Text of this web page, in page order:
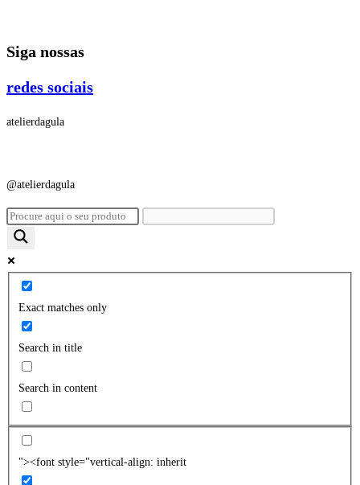
o
Siga nossas
redes sociais
atelierdagula
@atelierdagula
Exact matches only
Search in title
Search in content
"><font style="vertical-align: inherit